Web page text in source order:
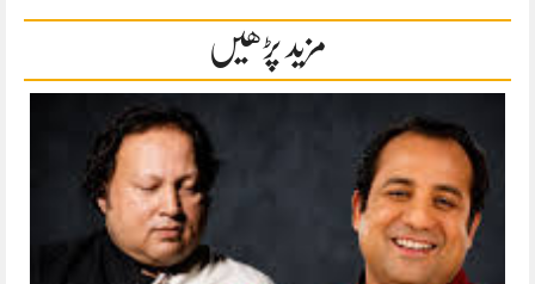
مزید پڑھیں